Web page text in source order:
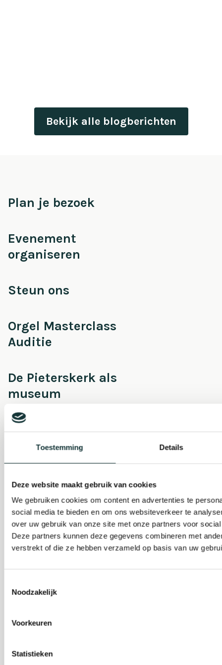
Toestemming Details
Deze website maakt gebruik van cookies
We gebruiken cookies om content en advertenties te
social media te bieden en om ons websiteverkeer te
over uw gebruik van onze site met onze partners voor
Deze partners kunnen deze gegevens combineren met
verstrekt of die ze hebben verzameld op basis van uw
Noodzakelijk
Voorkeuren
Statistieken
Bekijk alle blogberichten
Plan je bezoek
Evenement
organiseren
Steun ons
Orgel Masterclass
Auditie
De Pieterskerk als
museum
Onderhoud &
Restauratie
Café Pieter
Escaperoom
Pilgrim Museum
Gravensteen
Organisatie